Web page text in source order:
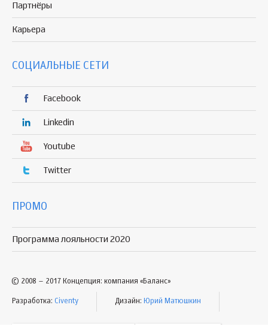
Партнёры
Карьера
СОЦИАЛЬНЫЕ СЕТИ
Facebook
Linkedin
Youtube
Twitter
ПРОМО
Программа лояльности 2020
© 2008 – 2017 Концепция: компания «Баланс»
Разработка: Civenty Дизайн: Юрий Матюшкин